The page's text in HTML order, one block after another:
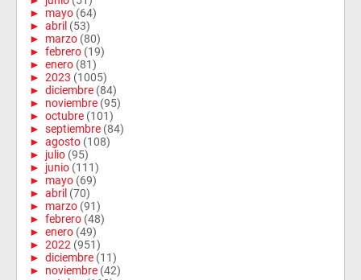
► mayo (64)
► abril (53)
► marzo (80)
► febrero (19)
► enero (81)
► 2023 (1005)
► diciembre (84)
► noviembre (95)
► octubre (101)
► septiembre (84)
► agosto (108)
► julio (95)
► junio (111)
► mayo (69)
► abril (70)
► marzo (91)
► febrero (48)
► enero (49)
► 2022 (951)
► diciembre (11)
► noviembre (42)